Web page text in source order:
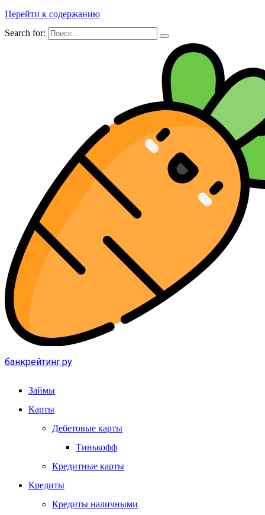
Перейти к содержанию
Search for:
банкрейтинг.ру
Займы
Карты
Дебетовые карты
Тинькофф
Кредитные карты
Кредиты
Кредиты наличными